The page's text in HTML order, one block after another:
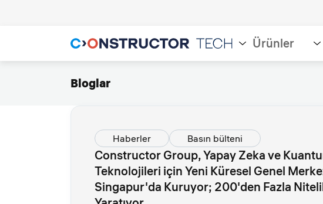
Ürünler
Bloglar
Haberler Basın bülteni
Constructor Group, Yapay Zeka ve
Teknolojileri için Yeni Küresel Genel
Singapur'da Kuruyor; 200'den Fazla